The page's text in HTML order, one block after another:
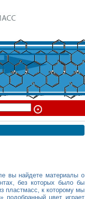
вы найдете материалы о
без которых было бы
пластмасс, к которому мы
подобранный цвет играет